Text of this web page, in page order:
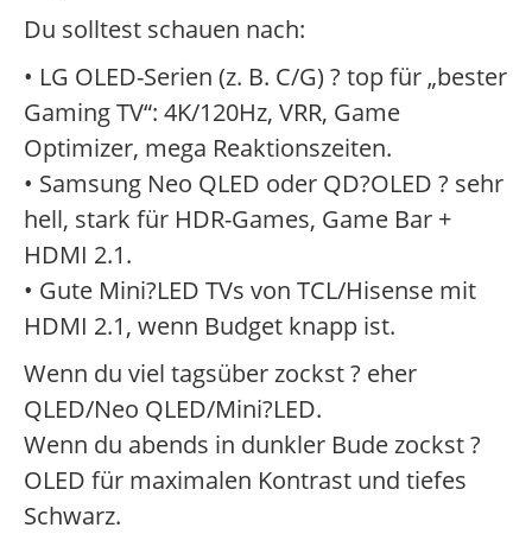
Du solltest schauen nach:
• LG OLED-Serien (z. B. C/G) ? top für „bester
Gaming TV“: 4K/120Hz, VRR, Game
Optimizer, mega Reaktionszeiten.
• Samsung Neo QLED oder QD?OLED ? sehr
hell, stark für HDR-Games, Game Bar +
HDMI 2.1.
• Gute Mini?LED TVs von TCL/Hisense mit
HDMI 2.1, wenn Budget knapp ist.
Wenn du viel tagsüber zockst ? eher
QLED/Neo QLED/Mini?LED.
Wenn du abends in dunkler Bude zockst ?
OLED für maximalen Kontrast und tiefes
Schwarz.